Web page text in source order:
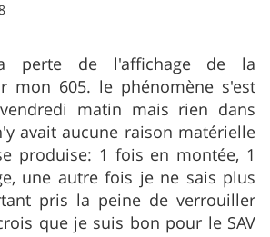
perte de l'affichage de la
mon 605. le phénomène s'est
matin mais rien dans
avait aucune raison matérielle
produise: 1 fois en montée, 1
une autre fois je ne sais plus
pris la peine de verrouiller
que je suis bon pour le SAV